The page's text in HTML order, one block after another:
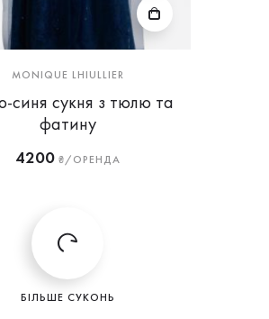
MONIQUE LHIULLIER
синя сукня з тюлю та
фатину
4200₴/ОРЕНДА
БІЛЬШЕ СУКОНЬ